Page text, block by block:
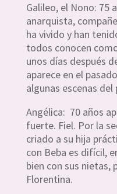
Galileo, el Nono: 75
anarquista,
ha vivido y han
todos conocen
unos días después
aparece en el
algunas escenas del
Angélica: 70 años
fuerte. Fiel. Por la
criado a su hija
con Beba es difícil,
bien con sus nietas,
Florentina.